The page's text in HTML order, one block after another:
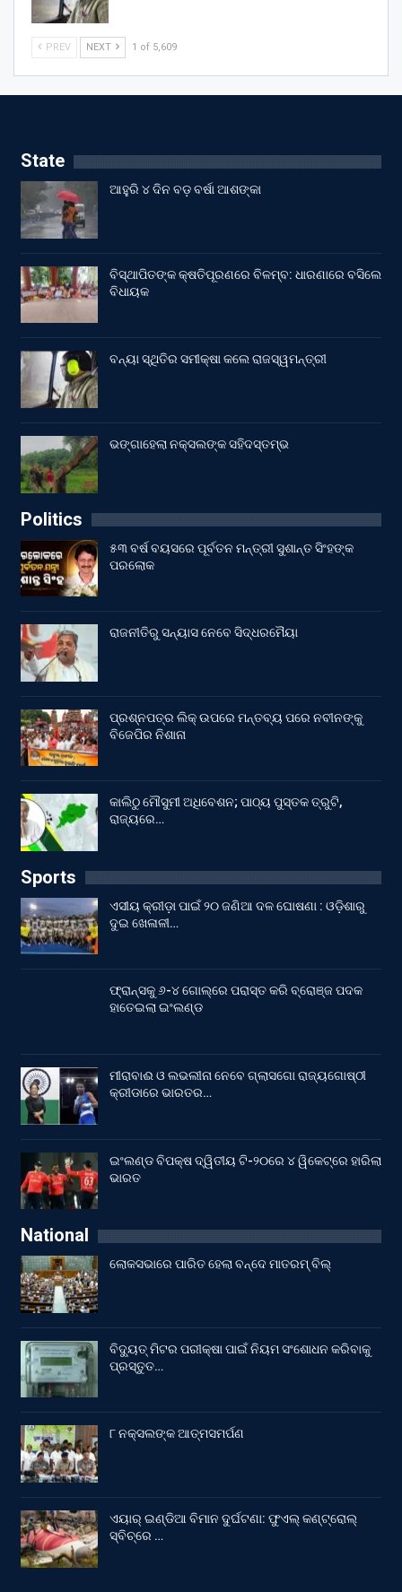
PREV NEXT 1 of 5,609
State
ଆହୁରି ୪ ଦିନ ବଡ଼ ବର୍ଷା ଆଶଙ୍କା
ବିସ୍ଥାପିତଙ୍କ କ୍ଷତିପୂରଣରେ ବିଳମ୍ବ: ଧାରଣାରେ ବସିଲେ
ବିଧାୟକ
ବନ୍ୟା ସ୍ଥିତିର ସମୀକ୍ଷା କଲେ ରାଜସ୍ୱମନ୍ତ୍ରୀ
ଭଙ୍ଗାହେଲା ନକ୍ସଲଙ୍କ ସହିଦସ୍ତମ୍ଭ
Politics
୫୩ ବର୍ଷ ବୟସରେ ପୂର୍ବତନ ମନ୍ତ୍ରୀ ସୁଶାନ୍ତ ସିଂହଙ୍କ
ପରଲୋକ
ରାଜନୀତିରୁ ସନ୍ୟାସ ନେବେ ସିଦ୍ଧରମୈୟା
ପ୍ରଶ୍ନପତ୍ର ଲିକ୍ ଉପରେ ମନ୍ତବ୍ୟ ପରେ ନବୀନଙ୍କୁ
ବିଜେପିର ନିଶାନା
କାଲିଠୁ ମୌସୁମୀ ଅଧିବେଶନ; ପାଠ୍ୟ ପୁସ୍ତକ ତ୍ରୁଟି,
ରାଜ୍ୟରେ…
Sports
ଏସୀୟ କ୍ରୀଡ଼ା ପାଇଁ ୨୦ ଜଣିଆ ଦଳ ଘୋଷଣା : ଓଡ଼ିଶାରୁ
ଦୁଇ ଖେଳାଳୀ…
ଫ୍ରାନ୍ସକୁ ୬-୪ ଗୋଲ୍‌ରେ ପରାସ୍ତ କରି ବ୍ରୋଞ୍ଜ ପଦକ
ହାତେଇଲା ଇଂଲଣ୍ଡ
ମୀରାବାଈ ଓ ଲଭଲୀନା ନେବେ ଗ୍ଲାସଗୋ ରାଜ୍ୟଗୋଷ୍ଠୀ
କ୍ରୀଡାରେ ଭାରତର…
ଇଂଲଣ୍ଡ ବିପକ୍ଷ ଦ୍ୱିତୀୟ ଟି-୨୦ରେ ୪ ୱିକେଟ୍‌ରେ ହାରିଲା
ଭାରତ
National
ଲୋକସଭାରେ ପାରିତ ହେଲା ବନ୍ଦେ ମାତରମ୍‌ ବିଲ୍‌
ବିଦ୍ୟୁତ୍ ମିଟର ପରୀକ୍ଷା ପାଇଁ ନିୟମ ସଂଶୋଧନ କରିବାକୁ
ପ୍ରସ୍ତୁତ…
୮ ନକ୍ସଲଙ୍କ ଆତ୍ମସମର୍ପଣ
ଏୟାର୍ ଇଣ୍ଡିଆ ବିମାନ ଦୁର୍ଘଟଣା: ଫୁଏଲ୍‌ କଣ୍ଟ୍ରୋଲ୍‌
ସ୍ବିଚ୍‌ରେ …